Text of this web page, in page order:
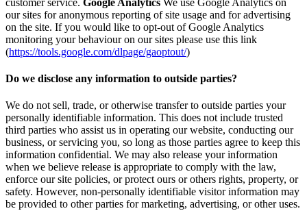
our sites for anonymous reporting of site usage and for advertising
on the site. If you would like to opt-out of Google Analytics
monitoring your behaviour on our sites please use this link
(https://tools.google.com/dlpage/gaoptout/)
Do we disclose any information to outside parties?
We do not sell, trade, or otherwise transfer to outside parties your
personally identifiable information. This does not include trusted
third parties who assist us in operating our website, conducting our
business, or servicing you, so long as those parties agree to keep this
information confidential. We may also release your information
when we believe release is appropriate to comply with the law,
enforce our site policies, or protect ours or others rights, property, or
safety. However, non-personally identifiable visitor information may
be provided to other parties for marketing, advertising, or other uses.